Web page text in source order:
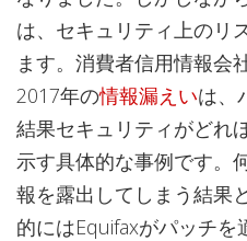
は、セキュリティ上のリ
ます。消費者信用情報会
2017年の情報漏えいは、
結果セキュリティがどれ
示す具体的な事例です。
報を露出してしまう結果
的にはEquifaxがパッチ